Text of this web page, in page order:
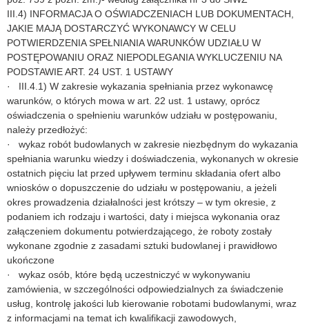
III.4) INFORMACJA O OŚWIADCZENIACH LUB DOKUMENTACH,
JAKIE MAJĄ DOSTARCZYĆ WYKONAWCY W CELU
POTWIERDZENIA SPEŁNIANIA WARUNKÓW UDZIAŁU W
POSTĘPOWANIU ORAZ NIEPODLEGANIA WYKLUCZENIU NA
PODSTAWIE ART. 24 UST. 1 USTAWY
· III.4.1) W zakresie wykazania spełniania przez wykonawcę
warunków, o których mowa w art. 22 ust. 1 ustawy, oprócz
oświadczenia o spełnieniu warunków udziału w postępowaniu,
należy przedłożyć:
· wykaz robót budowlanych w zakresie niezbędnym do wykazania
spełniania warunku wiedzy i doświadczenia, wykonanych w okresie
ostatnich pięciu lat przed upływem terminu składania ofert albo
wniosków o dopuszczenie do udziału w postępowaniu, a jeżeli
okres prowadzenia działalności jest krótszy – w tym okresie, z
podaniem ich rodzaju i wartości, daty i miejsca wykonania oraz
załączeniem dokumentu potwierdzającego, że roboty zostały
wykonane zgodnie z zasadami sztuki budowlanej i prawidłowo
ukończone
· wykaz osób, które będą uczestniczyć w wykonywaniu
zamówienia, w szczególności odpowiedzialnych za świadczenie
usług, kontrolę jakości lub kierowanie robotami budowlanymi, wraz
z informacjami na temat ich kwalifikacji zawodowych,